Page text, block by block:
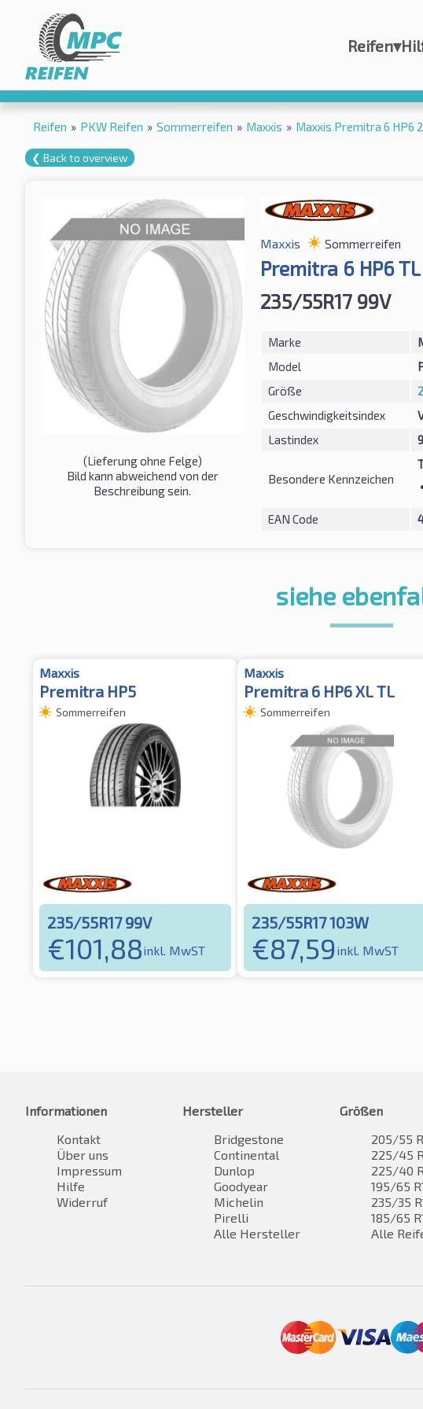
Reifen▾
Reifen » PKW Reifen » Sommerreifen » Maxxis » Maxxis Premitra 6 HP6
❮ Back to overview
(Lieferung ohne Felge)
Bild kann abweichend von der
Beschreibung sein.
Maxxis Sommerreifen
Premitra 6 HP6 TL
235/55R17 99V
Marke
Model
Größe
Geschwindigkeitsindex
Lastindex
Besondere Kennzeichen
EAN Code
siehe
Maxxis
Premitra HP5
Sommerreifen
235/55R17 99V
€101,88inkl. MwST
Maxxis
Premitra 6 HP6 XL TL
Sommerreifen
235/55R17 103W
€87,59inkl. MwST
Informationen
Kontakt
Über uns
Impressum
Hilfe
Widerruf
Hersteller
Bridgestone
Continental
Dunlop
Goodyear
Michelin
Pirelli
Alle Hersteller
Größen
205/55
225/45
225/40
195/65
235/35
185/65
Alle